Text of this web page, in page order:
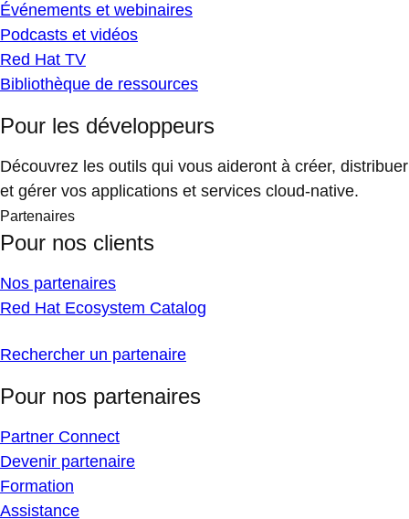
Événements et webinaires
Podcasts et vidéos
Red Hat TV
Bibliothèque de ressources
Pour les développeurs
Découvrez les outils qui vous aideront à créer, distribuer
et gérer vos applications et services cloud-native.
Partenaires
Pour nos clients
Nos partenaires
Red Hat Ecosystem Catalog
Rechercher un partenaire
Pour nos partenaires
Partner Connect
Devenir partenaire
Formation
Assistance